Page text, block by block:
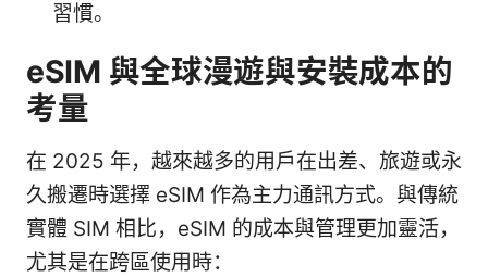
習慣。
eSIM 與全球漫遊與安裝成本的
考量
在 2025 年，越來越多的用戶在出差、旅遊或永
久搬遷時選擇 eSIM 作為主力通訊方式。與傳統
實體 SIM 相比，eSIM 的成本與管理更加靈活，
尤其是在跨區使用時：